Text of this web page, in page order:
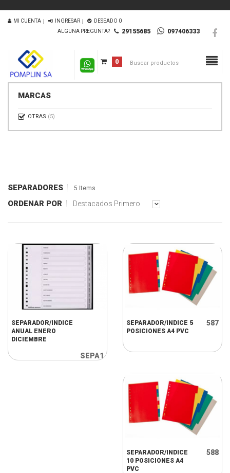
MI CUENTA INGRESAR DESEADO 0
ALGUNA PREGUNTA?
29155685 097406333
0
MARCAS
OTRAS (5)
SEPARADORES 5 Items
ORDENAR POR Destacados Primero
SEPARADOR/INDICE
ANUAL ENERO
DICIEMBRE
SEPA1
SEPARADOR/INDICE 5
POSICIONES A4 PVC
587
SEPARADOR/INDICE
10 POSICIONES A4
PVC
588